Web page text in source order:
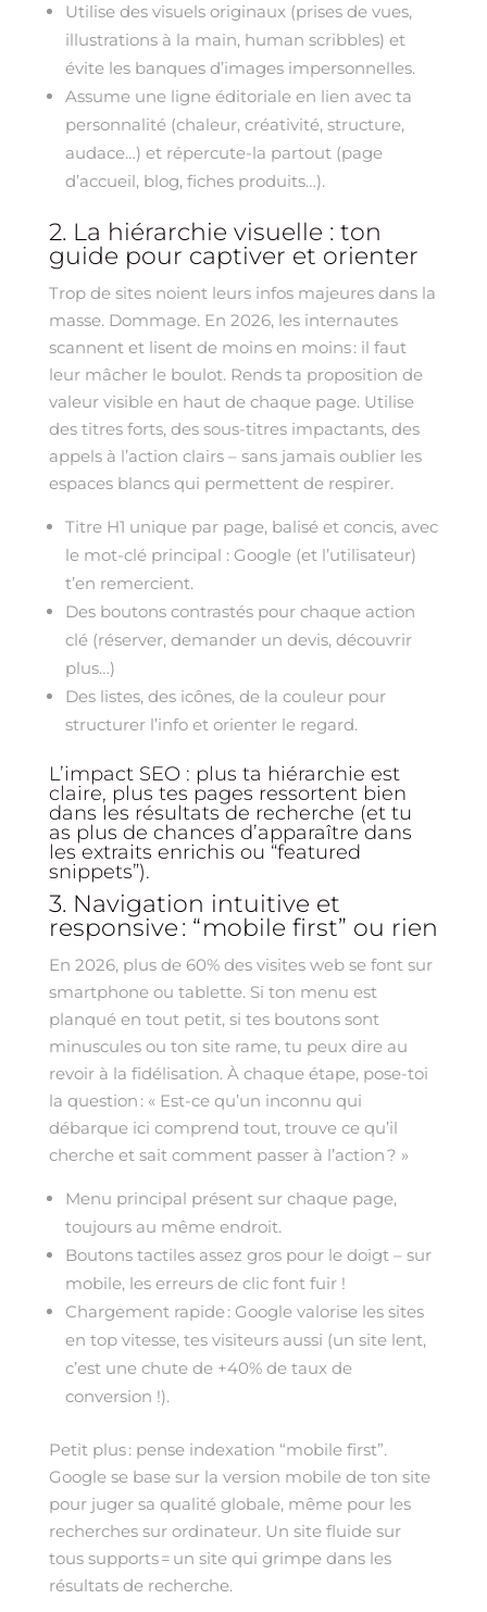
Utilise des visuels originaux (prises de vues,
illustrations à la main, human scribbles) et
évite les banques d’images impersonnelles.
Assume une ligne éditoriale en lien avec ta
personnalité (chaleur, créativité, structure,
audace…) et répercute-la partout (page
d’accueil, blog, fiches produits…).
2. La hiérarchie visuelle : ton
guide pour captiver et orienter
Trop de sites noient leurs infos majeures dans la
masse. Dommage. En 2026, les internautes
scannent et lisent de moins en moins : il faut
leur mâcher le boulot. Rends ta proposition de
valeur visible en haut de chaque page. Utilise
des titres forts, des sous-titres impactants, des
appels à l’action clairs – sans jamais oublier les
espaces blancs qui permettent de respirer.
Titre H1 unique par page, balisé et concis, avec
le mot-clé principal : Google (et l’utilisateur)
t’en remercient.
Des boutons contrastés pour chaque action
clé (réserver, demander un devis, découvrir
plus…)
Des listes, des icônes, de la couleur pour
structurer l’info et orienter le regard.
L’impact SEO : plus ta hiérarchie est
claire, plus tes pages ressortent bien
dans les résultats de recherche (et tu
as plus de chances d’apparaître dans
les extraits enrichis ou “featured
snippets”).
3. Navigation intuitive et
responsive : “mobile first” ou rien
En 2026, plus de 60% des visites web se font sur
smartphone ou tablette. Si ton menu est
planqué en tout petit, si tes boutons sont
minuscules ou ton site rame, tu peux dire au
revoir à la fidélisation. À chaque étape, pose-toi
la question : « Est-ce qu’un inconnu qui
débarque ici comprend tout, trouve ce qu’il
cherche et sait comment passer à l’action ? »
Menu principal présent sur chaque page,
toujours au même endroit.
Boutons tactiles assez gros pour le doigt – sur
mobile, les erreurs de clic font fuir !
Chargement rapide : Google valorise les sites
en top vitesse, tes visiteurs aussi (un site lent,
c’est une chute de +40% de taux de
conversion !).
Petit plus : pense indexation “mobile first”.
Google se base sur la version mobile de ton site
pour juger sa qualité globale, même pour les
recherches sur ordinateur. Un site fluide sur
tous supports = un site qui grimpe dans les
résultats de recherche.